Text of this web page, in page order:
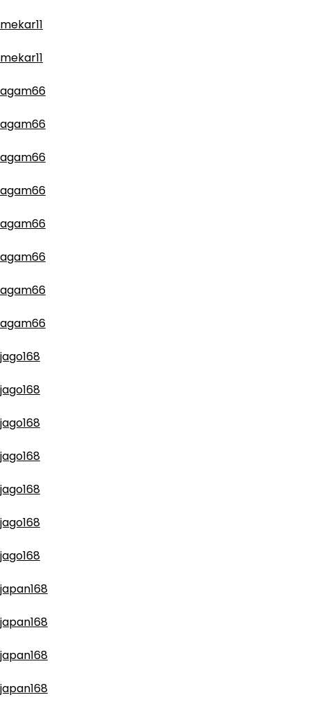
mekar11
mekar11
agam66
agam66
agam66
agam66
agam66
agam66
agam66
agam66
jago168
jago168
jago168
jago168
jago168
jago168
jago168
japan168
japan168
japan168
japan168